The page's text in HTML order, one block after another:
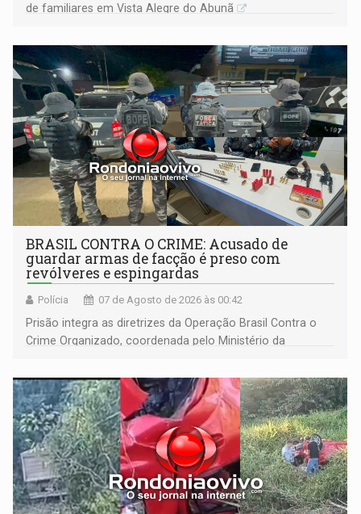
de familiares em Vista Alegre do Abunã
BRASIL CONTRA O CRIME: Acusado de
guardar armas de facção é preso com
revólveres e espingardas
Polícia 07 de Agosto de 2026 às 00:42
Prisão integra as diretrizes da Operação Brasil Contra o
Crime Organizado, coordenada pelo Ministério da